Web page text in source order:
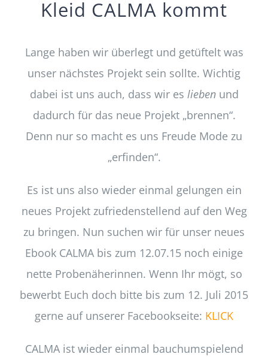
Kleid CALMA kommt
Lange haben wir überlegt und getüftelt was
unser nächstes Projekt sein sollte. Wichtig
dabei ist uns auch, dass wir es liebenund
dadurch für das neue Projekt „brennen“.
Denn nur so macht es uns Freude Mode zu
„erfinden“.
Es ist uns also wieder einmal gelungen ein
neues Projekt zufriedenstellend auf den Weg
zu bringen. Nun suchen wir für unser neues
Ebook CALMA bis zum 12.07.15 noch einige
nette Probenäherinnen. Wenn Ihr mögt, so
bewerbt Euch doch bitte bis zum 12. Juli 2015
gerne auf unserer Facebookseite: KLICK
CALMA ist wieder einmal bauchumspielend